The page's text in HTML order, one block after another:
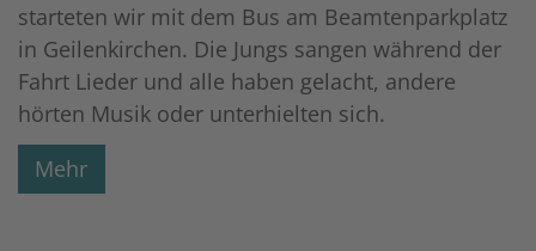
starteten wir mit dem Bus am Beamtenparkplatz
in Geilenkirchen. Die Jungs sangen während der
Fahrt Lieder und alle haben gelacht, andere
hörten Musik oder unterhielten sich.
Mehr